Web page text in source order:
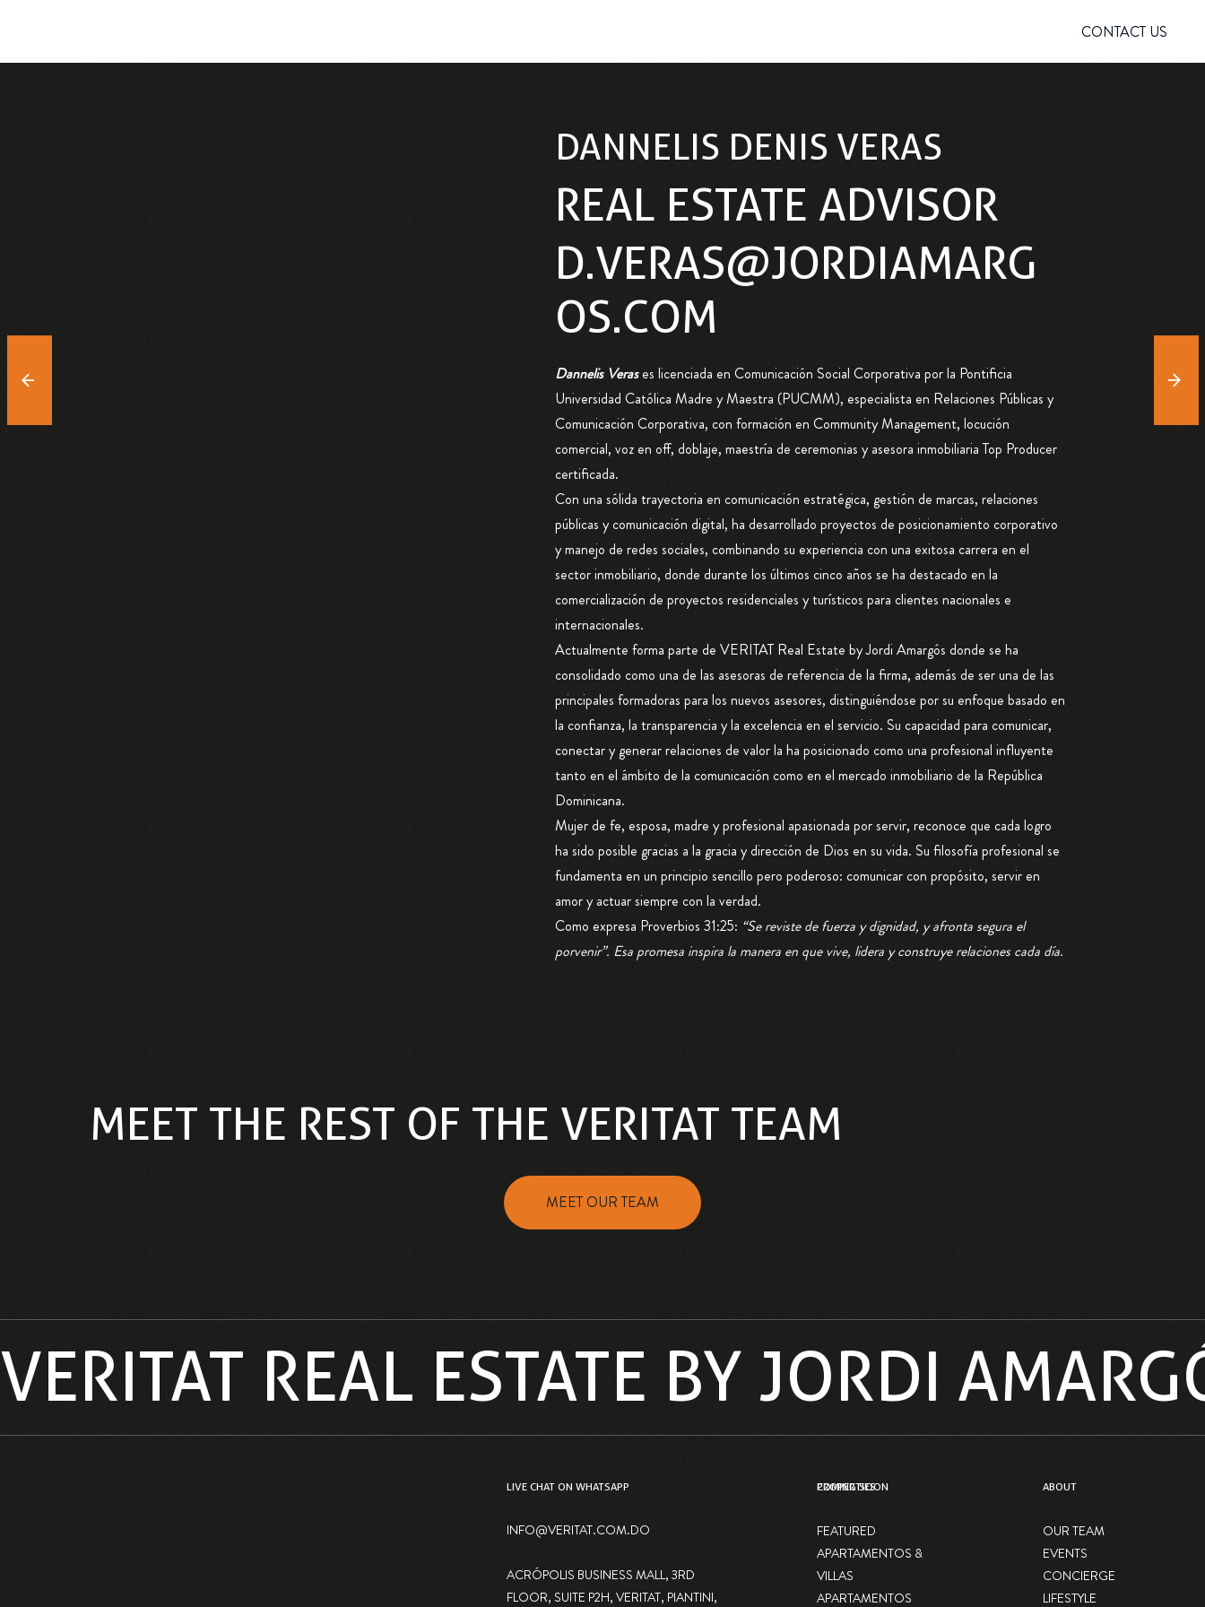
CONTACT US
DANNELIS DENIS VERAS
REAL ESTATE ADVISOR
D.VERAS@JORDIAMARG
OS.COM
Dannelis Verases licenciada en Comunicación Social Corporativa por la Pontificia
Universidad Católica Madre y Maestra (PUCMM), especialista en Relaciones Públicas y
Comunicación Corporativa, con formación en Community Management, locución
comercial, voz en off, doblaje, maestría de ceremonias y asesora inmobiliaria Top Producer
certificada.
Con una sólida trayectoria en comunicación estratégica, gestión de marcas, relaciones
públicas y comunicación digital, ha desarrollado proyectos de posicionamiento corporativo
y manejo de redes sociales, combinando su experiencia con una exitosa carrera en el
sector inmobiliario, donde durante los últimos cinco años se ha destacado en la
comercialización de proyectos residenciales y turísticos para clientes nacionales e
internacionales.
Actualmente forma parte de VERITAT Real Estate by Jordi Amargós donde se ha
consolidado como una de las asesoras de referencia de la firma, además de ser una de las
principales formadoras para los nuevos asesores, distinguiéndose por su enfoque basado en
la confianza, la transparencia y la excelencia en el servicio. Su capacidad para comunicar,
conectar y generar relaciones de valor la ha posicionado como una profesional influyente
tanto en el ámbito de la comunicación como en el mercado inmobiliario de la República
Dominicana.
Mujer de fe, esposa, madre y profesional apasionada por servir, reconoce que cada logro
ha sido posible gracias a la gracia y dirección de Dios en su vida. Su filosofía profesional se
fundamenta en un principio sencillo pero poderoso: comunicar con propósito, servir en
amor y actuar siempre con la verdad.
Como expresa Proverbios 31:25: “Se reviste de fuerza y dignidad, y afronta segura el
porvenir”. Esa promesa inspira la manera en que vive, lidera y construye relaciones cada día.
MEET THE REST OF THE VERITAT TEAM
MEET OUR TEAM
VERITAT REAL ESTATE BY JORDI
COMING SOON
PROPERTIES
FEATURED
APARTAMENTOS &
VILLAS
APARTAMENTOS
ABOUT
OUR TEAM
EVENTS
CONCIERGE
LIFESTYLE
LIVE CHAT ON WHATSAPP
INFO@VERITAT.COM.DO
ACRÓPOLIS BUSINESS MALL, 3RD
FLOOR, SUITE P2H, VERITAT, PIANTINI,